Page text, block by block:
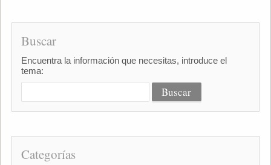
Buscar
Encuentra la información que necesitas, introduce el
tema:
Categorías